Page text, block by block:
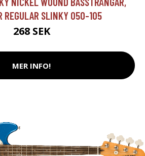
REGULAR SLINKY 050-105
268 SEK
MER INFO!